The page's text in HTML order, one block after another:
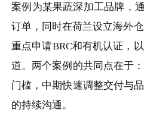
案例为某果蔬深加工品牌，
订单，同时在荷兰设立海外
重点申请BRC和有机认证，
道。两个案例的共同点在于
门槛，中期快速调整交付与
的持续沟通。